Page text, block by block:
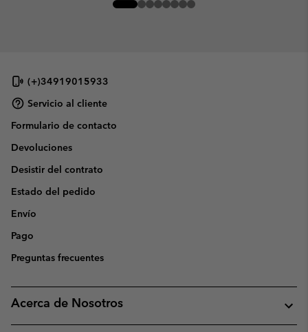
(+)34919015933
Servicio al cliente
Formulario de contacto
Devoluciones
Desistir del contrato
Estado del pedido
Envío
Pago
Preguntas frecuentes
Acerca de Nosotros